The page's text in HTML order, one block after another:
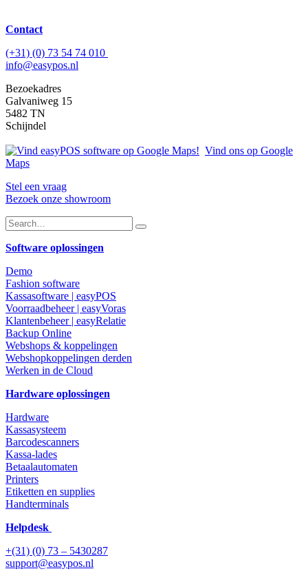
Contact
(+31) (0) 73 54 74 010
info@easypos.nl
Bezoekadres
Galvaniweg 15
5482 TN
Schijndel
Vind ons op Google
Maps
Stel een vraag
Bezoek onze showroom
Software oplossingen
Demo
Fashion software
Kassasoftware | easyPOS
Voorraadbeheer | easyVoras
Klantenbeheer | easyRelatie
Backup Online
Webshops & koppelingen
Webshopkoppelingen derden
Werken in de Cloud
Hardware oplossingen
Hardware
Kassasysteem
Barcodescanners
Kassa-lades
Betaalautomaten
Printers
Etiketten en supplies
Handterminals
Helpdesk
+(31) (0) 73 – 5430287
support@easypos.nl